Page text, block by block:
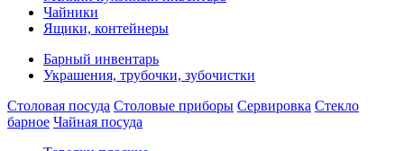
Чайники
Ящики, контейнеры
Барный инвентарь
Украшения, трубочки, зубочистки
Столовая посуда Столовые приборы Сервировка Стекло
барное Чайная посуда